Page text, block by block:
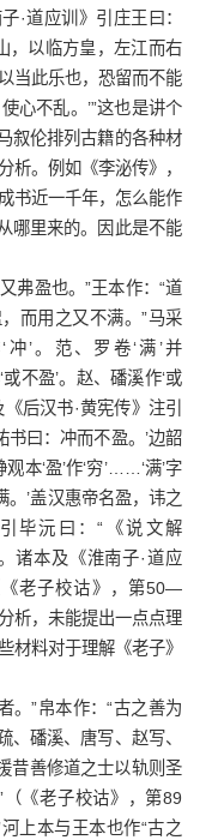
·道应训》引庄王曰：
，以临方皇，左江而右
当此乐也，恐留而不能
心不乱。’”这也是讲个
叙伦排列古籍的各种材
析。例如《李泌传》，
书近一千年，怎么能作
哪里来的。因此是不能
弗盈也。”王本作：“道
而用之又不满。”马采
’。范、罗卷‘满’并
不盈’。赵、磻溪作‘或
后汉书·黄宪传》注引
书曰：冲而不盈。’边韶
本‘盈’作‘穷’……‘满’字
。’盖汉惠帝名盈，讳之
毕沅曰：“《说文解
诸本及《淮南子·道应
《老子校诂》，第50—
析，未能提出一点点理
材料对于理解《老子》
。”帛本作：“古之善为
、磻溪、唐写、赵写、
昔善修道之士以轨则圣
（《老子校诂》，第89
上本与王本也作“古之